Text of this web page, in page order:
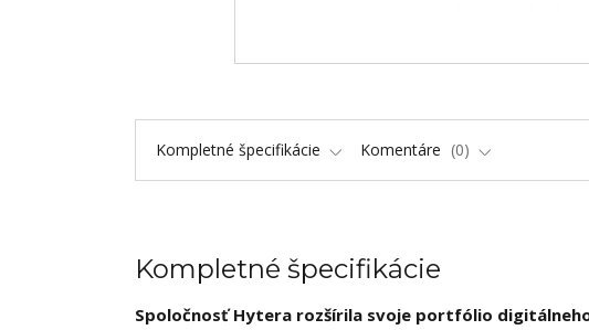
Kompletné špecifikácie Komentáre 0
Kompletné špecifikácie
Spoločnosť Hytera rozšírila svoje portfólio